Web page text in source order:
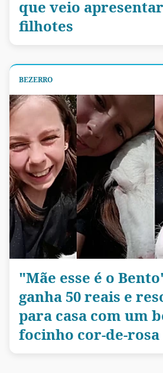
que veio
filhotes
BEZERRO
"Mãe esse é o
ganha 50 reais e
para casa com um
focinho cor-de-rosa